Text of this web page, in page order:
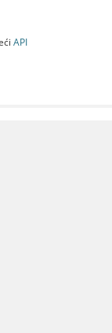
API